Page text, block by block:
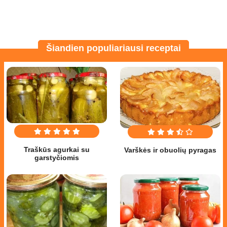
Šiandien populiariausi receptai
Traškūs agurkai su
garstyčiomis
Varškės ir obuolių pyragas